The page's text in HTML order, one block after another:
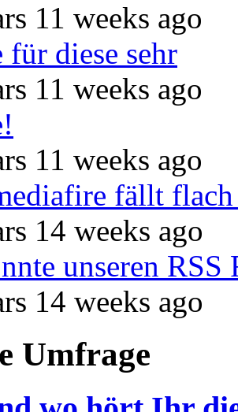
11 weeks ago
für diese sehr
11 weeks ago
11 weeks ago
fällt
14 weeks ago
unseren RSS
14 weeks ago
Umfrage